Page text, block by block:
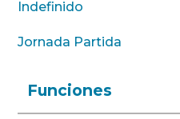
Indefinido
Jornada Partida
Funciones